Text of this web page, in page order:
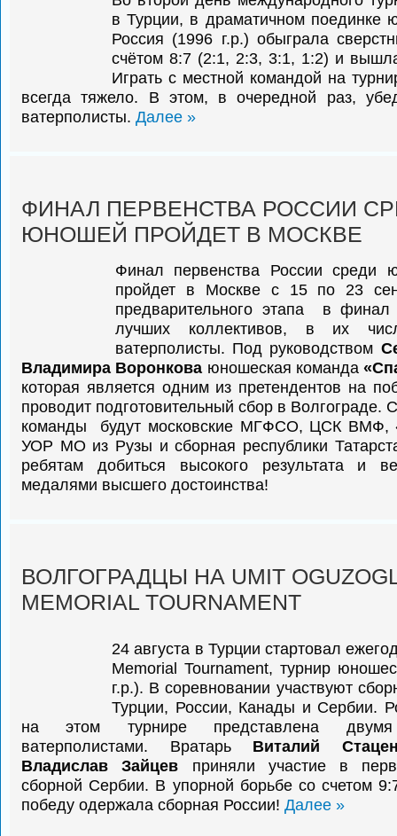
в Турции, в драматичном поединке
Россия (1996 г.р.) обыграла
счётом 8:7 (2:1, 2:3, 3:1, 1:2) и
Играть с местной командой на
всегда тяжело. В этом, в очередной раз,
ватерполисты. Далее »
ФИНАЛ ПЕРВЕНСТВА РОССИИ
ЮНОШЕЙ ПРОЙДЕТ В МОСКВЕ
Финал первенства России среди
пройдет в Москве с 15 по 23
предварительного этапа в финал
лучших коллективов, в их
ватерполисты. Под руководством
Владимира Воронкова юношеская команда
которая является одним из претендентов на
проводит подготовительный сбор в Волгограде.
команды будут московские МГФСО, ЦСК ВМФ,
УОР МО из Рузы и сборная республики
ребятам добиться высокого результата и
медалями высшего достоинства!
ВОЛГОГРАДЦЫ НА UMIT
MEMORIAL TOURNAMENT
24 августа в Турции стартовал
Memorial Tournament, турнир
г.р.). В соревновании участвуют
Турции, России, Канады и Сербии.
на этом турнире представлена двумя
ватерполистами. Вратарь Виталий
Владислав Зайцев приняли участие в
сборной Сербии. В упорной борьбе со счетом
победу одержала сборная России! Далее »